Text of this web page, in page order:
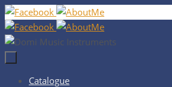
Passer
vers
le
contenu
PasserCatalogue